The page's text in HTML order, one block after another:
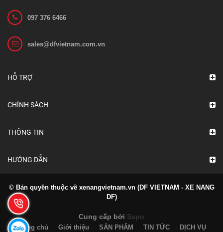
097 376 6466
sales@dfvietnam.com.vn
HỖ TRỢ
CHÍNH SÁCH
THÔNG TIN
HƯỚNG DẪN
© Bản quyền thuộc về xenangvietnam.vn (DF VIETNAM - XE NANG
DF)
Cung cấp bởi Sapo
Trang chủ Giới thiệu SẢN PHẨM TIN TỨC DỊCH VỤ